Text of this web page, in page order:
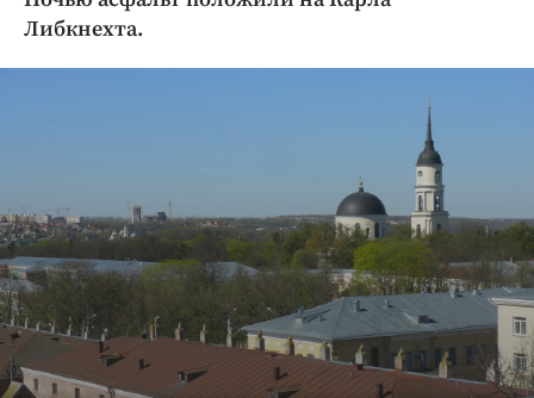
Криминал
Праздники
Происшествия
Спорт
Экономика и бизнес
ПРОЕКТЫ
Либкнехта.